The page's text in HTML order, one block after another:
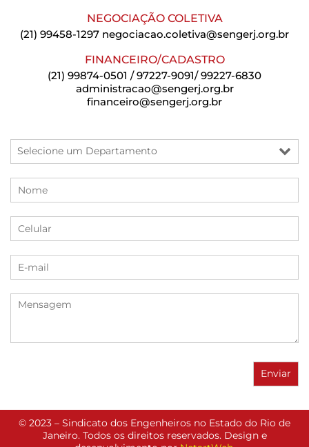
NEGOCIAÇÃO COLETIVA
(21) 99458-1297 negociacao.coletiva@sengerj.org.br
FINANCEIRO/CADASTRO
(21) 99874-0501 / 97227-9091/ 99227-6830
administracao@sengerj.org.br
financeiro@sengerj.org.br
© 2023 – Sindicato dos Engenheiros no Estado do Rio de
Janeiro. Todos os direitos reservados. Design e